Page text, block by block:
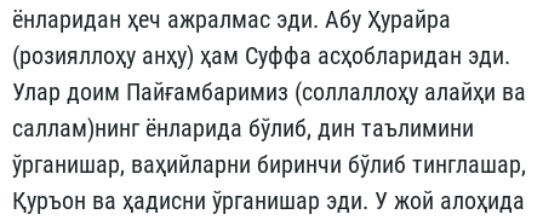
ёнларидан ҳеч ажралмас эди. Абу Ҳурайра
(розияллоҳу анҳу) ҳам Суффа ас­ҳоб­ларидан эди.
Улар доим Пайғамбаримиз (соллаллоҳу алайҳи ва
саллам)нинг ёнларида бўлиб, дин таълимини
ўрганишар, ва­ҳийлар­ни биринчи бўлиб тинглашар,
Қуръон ва ҳадисни ўрга­нишар эди. У жой алоҳида